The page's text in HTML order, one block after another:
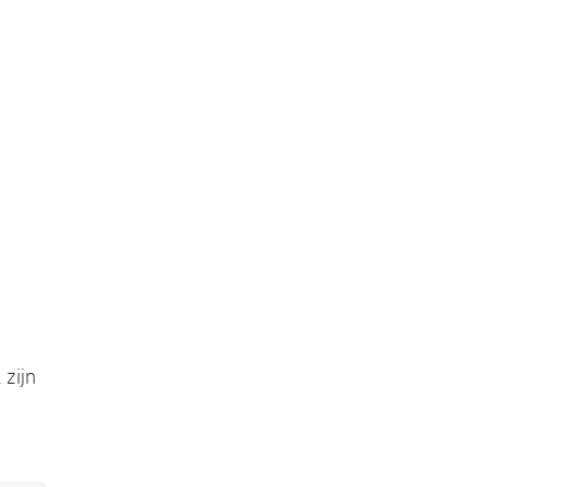
zijn